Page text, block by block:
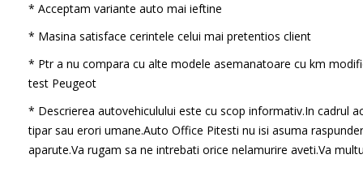
* Acceptam variante auto mai ieftine
* Masina satisface cerintele celui mai pretentios client
* Ptr a nu compara cu alte modele asemanatoare cu km
test Peugeot
* Descrierea autovehiculului este cu scop informativ.In cadrul
tipar sau erori umane.Auto Office Pitesti nu isi asuma
aparute.Va rugam sa ne intrebati orice nelamurire aveti.Va